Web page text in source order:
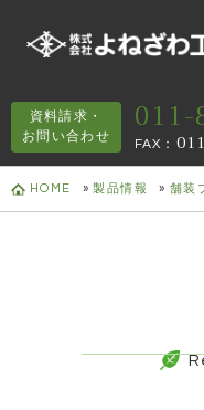
資料請求・
お問い合わせ
011-
FAX ：
HOME »製品情報 » 舗装